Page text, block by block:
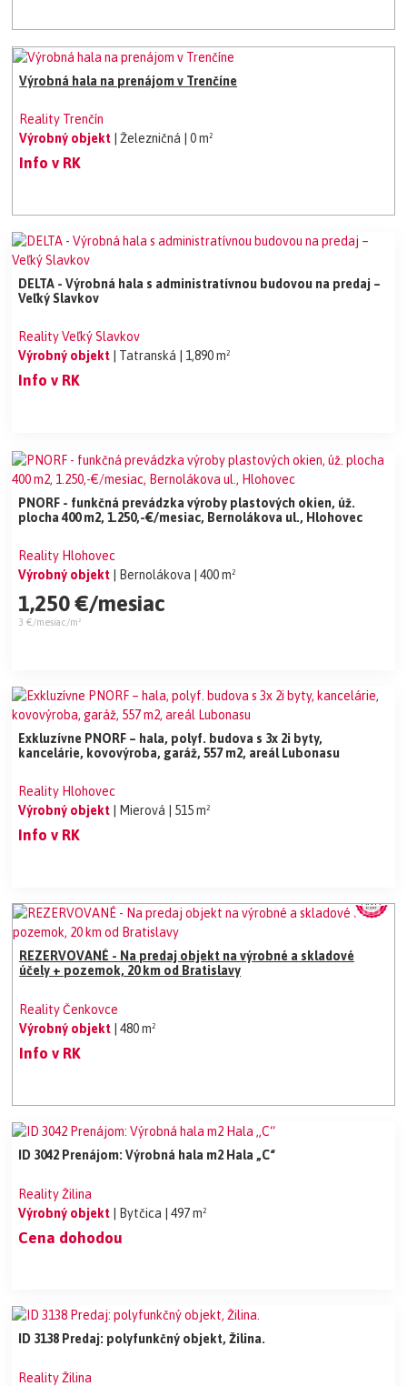
Výrobná hala na prenájom v Trenčíne
Reality Trenčín
Výrobný objekt
| Železničná | 0 m²
Info v RK
DELTA - Výrobná hala s administratívnou budovou na predaj –
Veľký Slavkov
Reality Veľký Slavkov
Výrobný objekt
| Tatranská | 1,890 m²
Info v RK
PNORF - funkčná prevádzka výroby plastových okien, úž.
plocha 400 m2, 1.250,-€/mesiac, Bernolákova ul., Hlohovec
Reality Hlohovec
Výrobný objekt
| Bernolákova | 400 m²
1,250 €/mesiac
3 €/mesiac/m²
Exkluzívne PNORF – hala, polyf. budova s 3x 2i byty,
kancelárie, kovovýroba, garáž, 557 m2, areál Lubonasu
Reality Hlohovec
Výrobný objekt
| Mierová | 515 m²
Info v RK
REZERVOVANÉ - Na predaj objekt na výrobné a skladové
účely + pozemok, 20 km od Bratislavy
Reality Čenkovce
Výrobný objekt | 480 m²
Info v RK
ID 3042 Prenájom: Výrobná hala m2 Hala „C“
Reality Žilina
Výrobný objekt
| Bytčica | 497 m²
Cena dohodou
ID 3138 Predaj: polyfunkčný objekt, Žilina.
Reality Žilina